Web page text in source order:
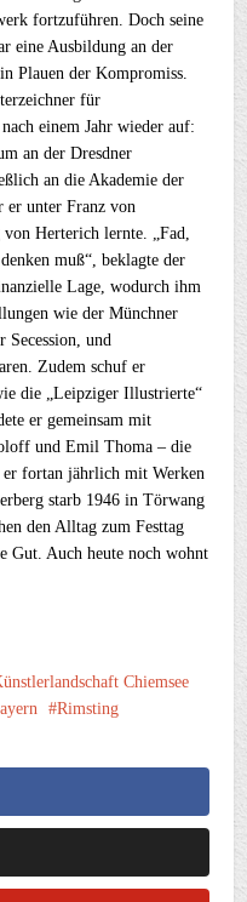
fortzuführen. Doch seine
eine Ausbildung an der
Plauen der Kompromiss.
für
einem Jahr wieder auf:
an der Dresdner
an die Akademie der
er unter Franz von
Herterich lernte. „Fad,
muß“, beklagte der
Lage, wodurch ihm
wie der Münchner
Secession, und
Zudem schuf er
die „Leipziger Illustrierte“
er gemeinsam mit
und Emil Thoma – die
fortan jährlich mit Werken
starb 1946 in Törwang
den Alltag zum Festtag
Gut. Auch heute noch wohnt
Chiemsee
Rimsting